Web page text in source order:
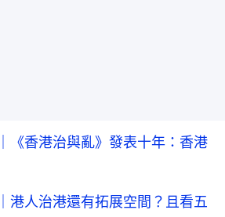
《香港治與亂》發表十年：香港
港人治港還有拓展空間？且看五